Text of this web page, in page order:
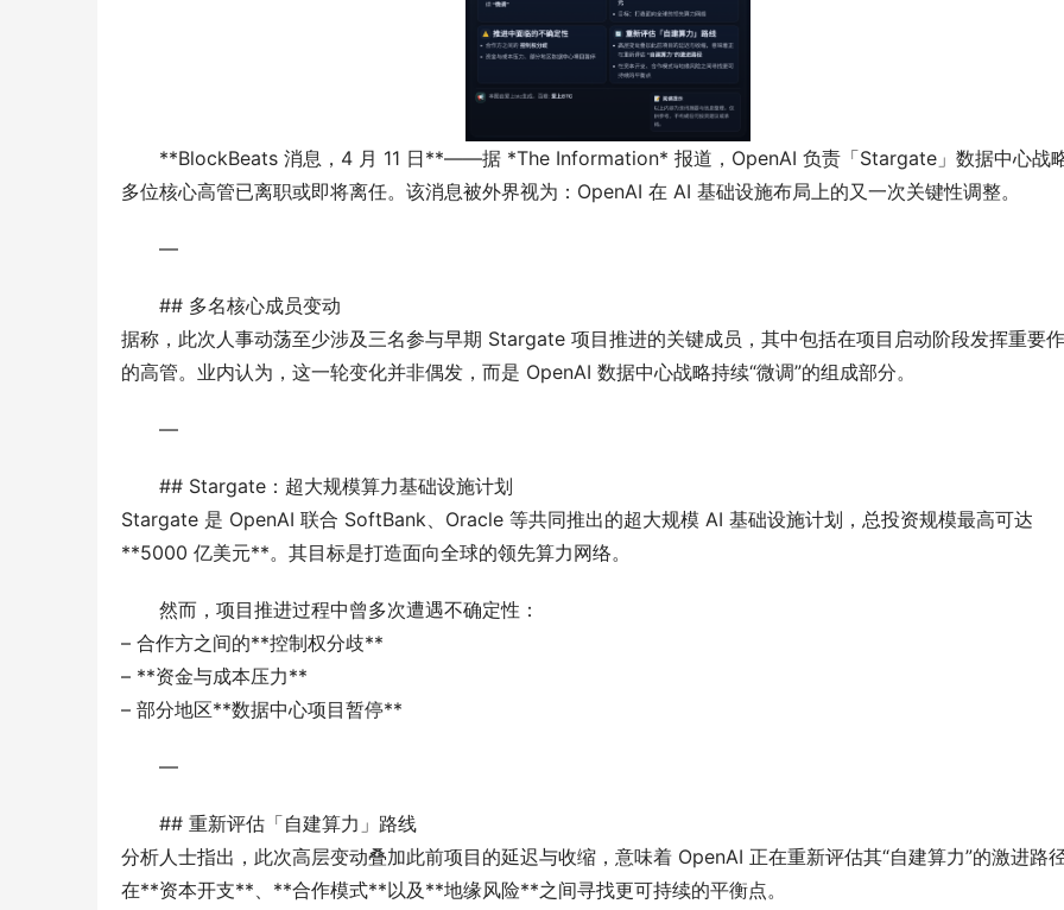
**BlockBeats 消息，4 月 11 日**——据 *The Information* 报道，OpenAI 负责「Stargate」数据中心战
多位核心高管已离职或即将离任。该消息被外界视为：OpenAI 在 AI 基础设施布局上的又一次关键性调整。
—
## 多名核心成员变动
据称，此次人事动荡至少涉及三名参与早期 Stargate 项目推进的关键成员，其中包括在项目启动阶段发挥重要
的高管。业内认为，这一轮变化并非偶发，而是 OpenAI 数据中心战略持续“微调”的组成部分。
—
## Stargate：超大规模算力基础设施计划
Stargate 是 OpenAI 联合 SoftBank、Oracle 等共同推出的超大规模 AI 基础设施计划，总投资规模最高可达
**5000 亿美元**。其目标是打造面向全球的领先算力网络。
然而，项目推进过程中曾多次遭遇不确定性：
– 合作方之间的**控制权分歧**
– **资金与成本压力**
– 部分地区**数据中心项目暂停**
—
## 重新评估「自建算力」路线
分析人士指出，此次高层变动叠加此前项目的延迟与收缩，意味着 OpenAI 正在重新评估其“自建算力”的激进路
在**资本开支**、**合作模式**以及**地缘风险**之间寻找更可持续的平衡点。